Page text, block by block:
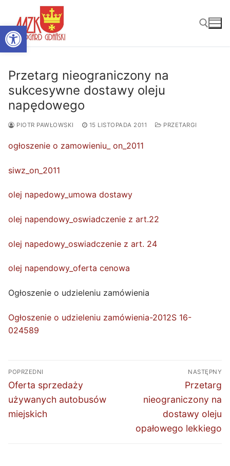
Otwórz pasek narzędzi
treści
Przetarg nieograniczony na
sukcesywne dostawy oleju
napędowego
PIOTR PAWŁOWSKI 15 LISTOPADA 2011 PRZETARGI
ogłoszenie o zamowieniu_ on_2011
siwz_on_2011
olej napedowy_umowa dostawy
olej napendowy_oswiadczenie z art.22
olej napedowy_oswiadczenie z art. 24
olej napendowy_oferta cenowa
Ogłoszenie o udzieleniu zamówienia
Ogłoszenie o udzieleniu zamówienia-2012S 16-
024589
Nawigacja
wpisu
POPRZEDNI
Poprzedni
wpis:
Oferta sprzedaży
używanych autobusów
miejskich
NASTĘPNY
Następny
wpis:
Przetarg
nieograniczony na
dostawy oleju
opałowego lekkiego